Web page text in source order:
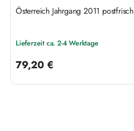
Österreich Jahrgang 2011 postfrisch
Lieferzeit ca. 2-4 Werktage
79,20 €